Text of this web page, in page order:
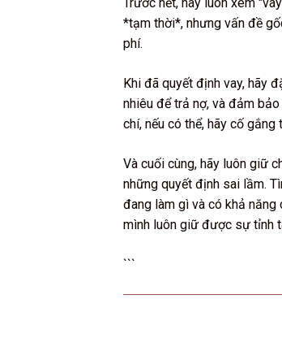
*tạm thời*, nhưng vấn đề
phí.
Khi đã quyết định vay, hãy
nhiêu để trả nợ, và đảm
chí, nếu có thể, hãy cố
Và cuối cùng, hãy luôn giữ
những quyết định sai lầm.
đang làm gì và có khả năng
mình luôn giữ được sự tỉnh
```